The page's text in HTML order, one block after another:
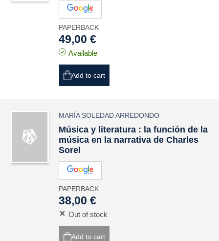
PAPERBACK
49,00 €
Available
Add to cart
MARÍA SOLEDAD ARREDONDO
Música y literatura : la función de la
música en la narrativa de Charles
Sorel
PAPERBACK
38,00 €
Out of stock
Add to cart